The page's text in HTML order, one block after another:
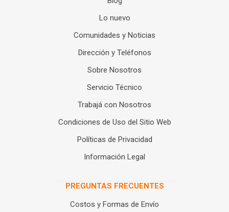
Lo nuevo
Comunidades y Noticias
Dirección y Teléfonos
Sobre Nosotros
Servicio Técnico
Trabajá con Nosotros
Condiciones de Uso del Sitio Web
Políticas de Privacidad
Información Legal
PREGUNTAS FRECUENTES
Costos y Formas de Envío